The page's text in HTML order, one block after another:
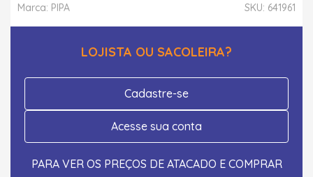
SKU: 641961
Marca: PIPA
LOJISTA OU SACOLEIRA?
Cadastre-se
Acesse sua conta
PARA VER OS PREÇOS DE ATACADO E COMPRAR